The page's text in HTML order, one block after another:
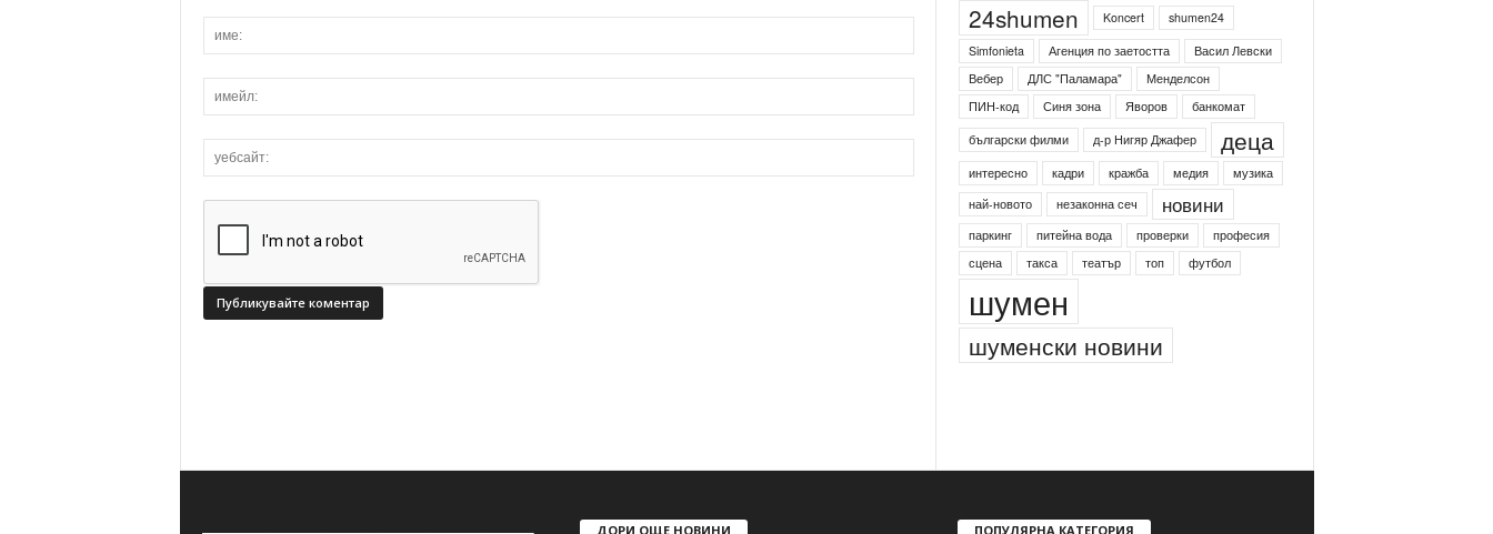
24shumen Koncert
shumen24
Simfonieta
Агенция по заетостта
Васил Левски
Вебер
ДЛС "Паламара"
Менделсон
ПИН-код
Синя зона Яворов
банкомат
български филми
д-р Нигяр Джафер деца
интересно кадри кражба медия
музика
най-новото
незаконна сеч новини
паркинг питейна вода проверки
професия
сцена
такса театър топ футбол
шумен
шуменски новини
ДОРИ ОЩЕ НОВИНИ ПОПУЛЯРНА КАТЕГОРИЯ